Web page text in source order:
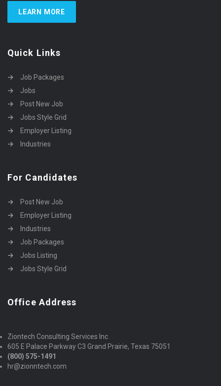
LEARN MORE
Quick Links
Job Packages
Jobs
Post New Job
Jobs Style Grid
Employer Listing
Industries
For Candidates
Post New Job
Employer Listing
Industries
Job Packages
Jobs Listing
Jobs Style Grid
Office Address
Ziontech Consulting Services Inc
605 E Palace Parkway C3 Grand Prairie, Texas 75051
(800) 575-1491
hr@zionntech.com